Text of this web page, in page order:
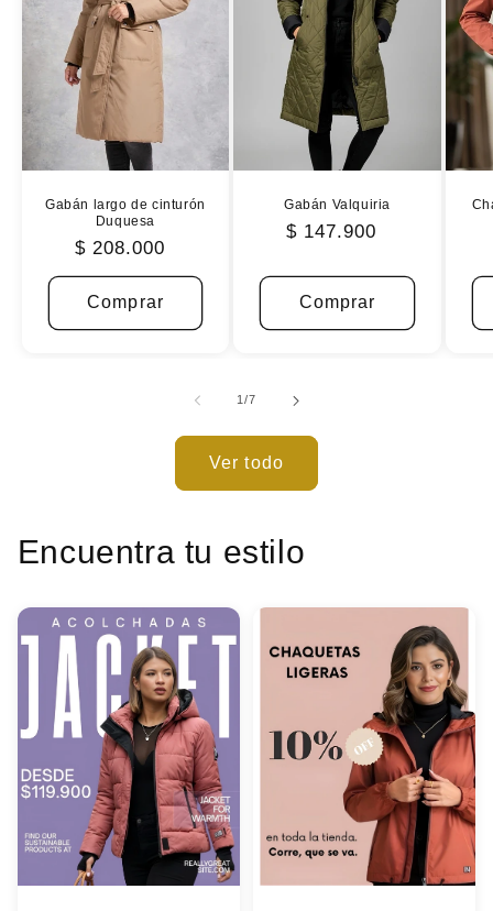
Gabán largo de cinturón
Duquesa
$ 208.000
Comprar
Gabán Valquiria
$ 147.900
Comprar
1/de
7
Ver todo
Encuentra tu estilo